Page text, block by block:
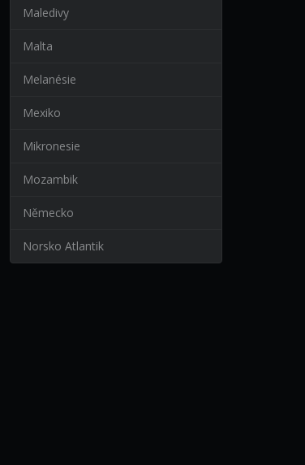
Maledivy
Malta
Melanésie
Mexiko
Mikronesie
Mozambik
Německo
Norsko Atlantik